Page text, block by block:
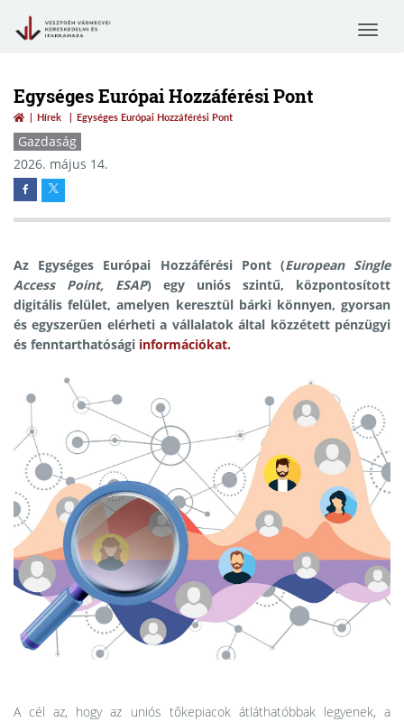
Toggle
Egységes Európai Hozzáférési Pont
Hírek Egységes Európai Hozzáférési Pont
Gazdaság
2026. május 14.
Az Egységes Európai Hozzáférési Pont (European Single
Access Point, ESAP) egy uniós szintű, központosított
digitális felület, amelyen keresztül bárki könnyen, gyorsan
és egyszerűen elérheti a vállalatok által közzétett pénzügyi
és fenntarthatósági információkat.
A cél az, hogy az uniós tőkepiacok átláthatóbbak legyenek, a